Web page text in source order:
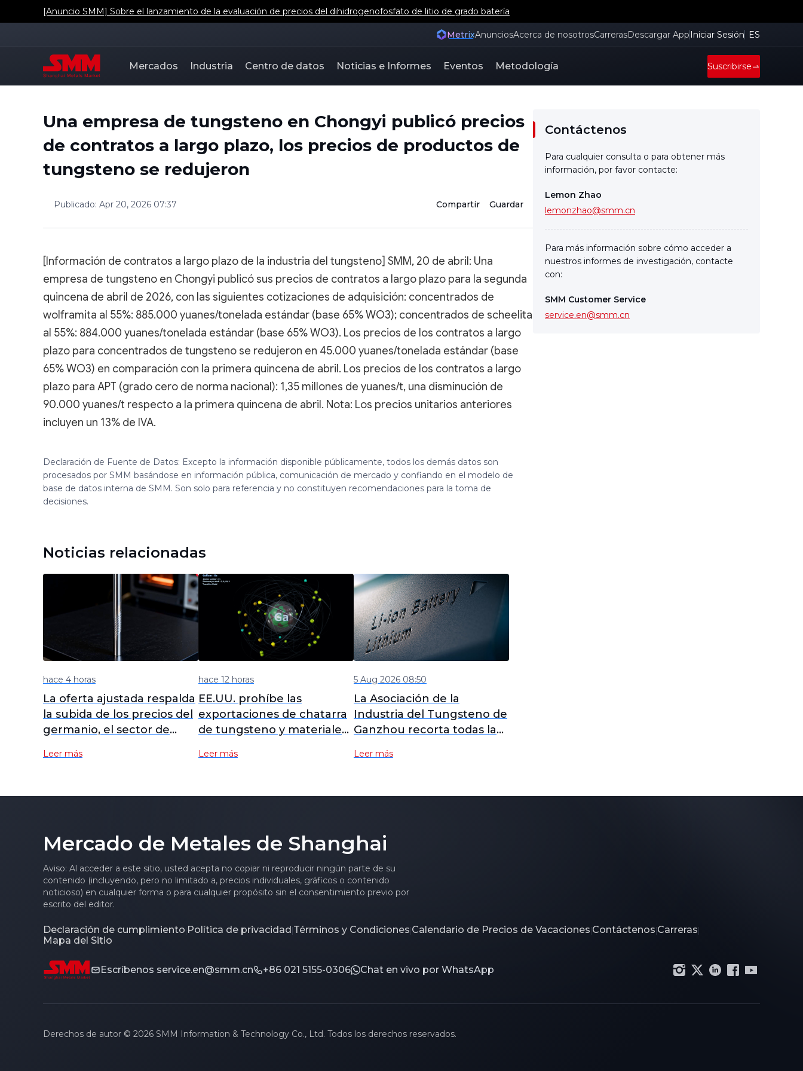
[Anuncio SMM] Sobre el lanzamiento de la evaluación de precios del dihidrogenofosfato de litio de grado batería
MetrixAnunciosAcerca de nosotrosCarrerasDescargar App Iniciar Sesión ES
Mercados Industria Centro de datos Noticias e Informes Eventos Metodología Suscribirse
Una empresa de tungsteno en Chongyi publicó precios
de contratos a largo plazo, los precios de productos de
tungsteno se redujeron
Publicado: Apr 20, 2026 07:37 Compartir Guardar
[Información de contratos a largo plazo de la industria del tungsteno] SMM, 20 de abril: Una
empresa de tungsteno en Chongyi publicó sus precios de contratos a largo plazo para la segunda
quincena de abril de 2026, con las siguientes cotizaciones de adquisición: concentrados de
wolframita al 55%: 885.000 yuanes/tonelada estándar (base 65% WO3); concentrados de scheelita
al 55%: 884.000 yuanes/tonelada estándar (base 65% WO3). Los precios de los contratos a largo
plazo para concentrados de tungsteno se redujeron en 45.000 yuanes/tonelada estándar (base
65% WO3) en comparación con la primera quincena de abril. Los precios de los contratos a largo
plazo para APT (grado cero de norma nacional): 1,35 millones de yuanes/t, una disminución de
90.000 yuanes/t respecto a la primera quincena de abril. Nota: Los precios unitarios anteriores
incluyen un 13% de IVA.
Declaración de Fuente de Datos: Excepto la información disponible públicamente, todos los demás datos son
procesados por SMM basándose en información pública, comunicación de mercado y confiando en el modelo de
base de datos interna de SMM. Son solo para referencia y no constituyen recomendaciones para la toma de
decisiones.
Noticias relacionadas
hace 4 horas
La oferta ajustada respalda
la subida de los precios del
germanio, el sector de
fortalece, Yunnan
Leer más
hace 12 horas
EE.UU. prohíbe las
exportaciones de chatarra
de tungsteno y materiales
fortalecer las cadenas de
Leer más
5 Aug 2026 08:50
La Asociación de la
Industria del Tungsteno de
Ganzhou recorta todas las
mercado de tungsteno de
Leer más
Contáctenos
Para cualquier consulta o para obtener más
información, por favor contacte:
Lemon Zhao
lemonzhao@smm.cn
Para más información sobre cómo acceder a
nuestros informes de investigación, contacte
con:
SMM Customer Service
service.en@smm.cn
Mercado de Metales de Shanghai
Aviso: Al acceder a este sitio, usted acepta no copiar ni reproducir ningún parte de su
contenido (incluyendo, pero no limitado a, precios individuales, gráficos o contenido
noticioso) en cualquier forma o para cualquier propósito sin el consentimiento previo por
escrito del editor.
Declaración de cumplimiento|Política de privacidad|Términos y Condiciones|Calendario de Precios de Vacaciones|Contáctenos|Carreras|
Mapa del Sitio
Escríbenos service.en@smm.cn +86 021 5155-0306 Chat en vivo por WhatsApp
Derechos de autor © 2026 SMM Information & Technology Co., Ltd. Todos los derechos reservados.